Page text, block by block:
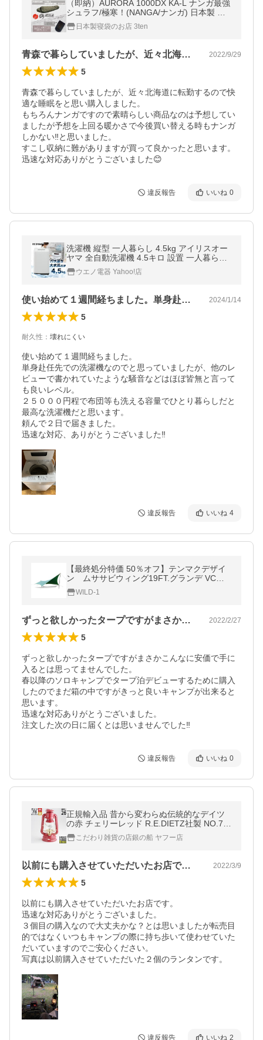
（即納）AURORA 1000DX KA-L ナンガ最強
シュラフ/極寒！(NANGA/ナンガ) 日本製 超
撥水 特注シュラフ オーロラ1000DX カーキ
ロング 寝袋 防災 車中泊
日本製寝袋のお店 3ten
青森で暮らしていましたが、近々北海道に… 2022/9/29
5
青森で暮らしていましたが、近々北海道に転勤するので快
適な睡眠をと思い購入しました。
もちろんナンガですので素晴らしい商品なのは予想してい
ましたが予想を上回る暖かさで今後買い替える時もナンガ
しかない‼️と思いました。
すこし収納に難がありますが買って良かったと思います。
迅速な対応ありがとうございました😊
違反報告 いいね 0
洗濯機 縦型 一人暮らし 4.5kg アイリスオー
ヤマ 全自動洗濯機 4.5キロ 設置 一人暮らし
新品 全自動 IAW-T451
ウエノ電器 Yahoo!店
使い始めて１週間経ちました。単身赴任先… 2024/1/14
5
耐久性 ： 壊れにくい
使い始めて１週間経ちました。
単身赴任先での洗濯機なのでと思っていましたが、他のレ
ビューで書かれていたような騒音などはほぼ皆無と言って
も良いレベル。
２５０００円程で布団等も洗える容量でひとり暮らしだと
最高な洗濯機だと思います。
頼んで２日で届きました。
迅速な対応、ありがとうございました‼️
違反報告 いいね 4
【最終処分特価 50％オフ】テンマクデザイ
ン ムササビウィング19FT.グランデ VC焚
き火version（tent-Mark DESIGNS）
WILD-1
ずっと欲しかったタープですがまさかこん… 2022/2/27
5
ずっと欲しかったタープですがまさかこんなに安価で手に
入るとは思ってませんでした。
春以降のソロキャンプでタープ泊デビューするために購入
したのでまだ箱の中ですがきっと良いキャンプが出来ると
思います。
迅速な対応ありがとうございました。
注文した次の日に届くとは思いませんでした‼️
違反報告 いいね 0
正規輸入品 昔から変わらぬ伝統的なデイツ
の赤 チェリーレッド R.E.DIETZ社製 NO.78
MAR ハリケーンランタン-デイツ78 BEL012
-RD-G
こだわり雑貨の店銀の船 ヤフー店
以前にも購入させていただいたお店です。… 2022/3/9
5
以前にも購入させていただいたお店です。
迅速な対応ありがとうございました。
３個目の購入なので大丈夫かな？とは思いましたが転売目
的ではなくいつもキャンプの際に持ち歩いて使わせていた
だいていますのでご安心ください。
写真は以前購入させていただいた２個のランタンです。
違反報告 いいね 2